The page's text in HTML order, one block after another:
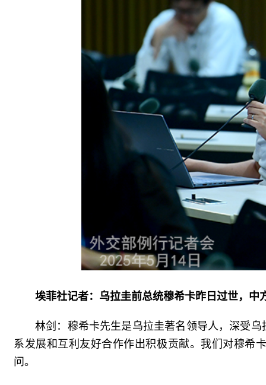
埃菲社记者：乌拉圭前总统穆希卡昨日过世，中
林剑：穆希卡先生是乌拉圭著名领导人，深受
系发展和互利友好合作作出积极贡献。我们对穆希
问。